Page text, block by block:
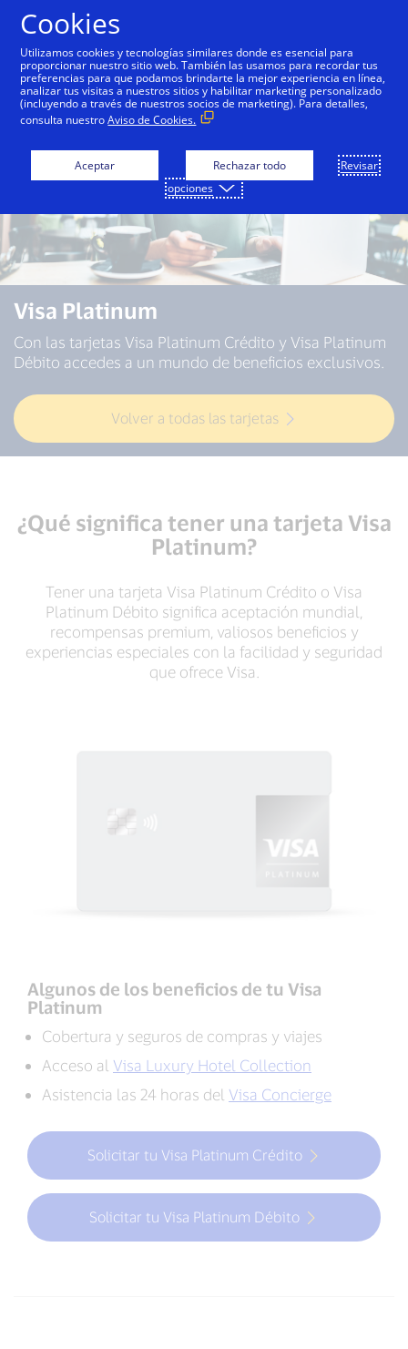
Visa Platinum
Con las tarjetas Visa Platinum Crédito y Visa Platinum
Débito accedes a un mundo de beneficios exclusivos.
Volver a todas las tarjetas
¿Qué significa tener una tarjeta Visa
Platinum?
Tener una tarjeta Visa Platinum Crédito o Visa
Platinum Débito significa aceptación mundial,
recompensas premium, valiosos beneficios y
experiencias especiales con la facilidad y seguridad
que ofrece Visa.
Algunos de los beneficios de tu Visa
Platinum
Cobertura y seguros de compras y viajes
Acceso al Visa Luxury Hotel Collection
Asistencia las 24 horas del Visa Concierge
Solicitar tu Visa Platinum Crédito
Solicitar tu Visa Platinum Débito
Cookies
Utilizamos cookies y tecnologías similares donde es esencial para
proporcionar nuestro sitio web. También las usamos para recordar tus
preferencias para que podamos brindarte la mejor experiencia en línea,
analizar tus visitas a nuestros sitios y habilitar marketing personalizado
(incluyendo a través de nuestros socios de marketing). Para detalles,
consulta nuestroAviso de Cookies.
Aceptar Rechazar todo
Revisar
opciones